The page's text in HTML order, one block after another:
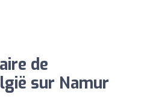
de
sur Namur